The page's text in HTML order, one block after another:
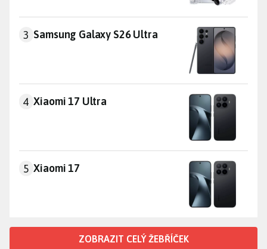
Samsung Galaxy S26 Ultra
3 Samsung Galaxy S26 Ultra
Xiaomi 17 Ultra
4 Xiaomi 17 Ultra
Xiaomi 17
5 Xiaomi 17
ZOBRAZIT CELÝ ŽEBŘÍČEK